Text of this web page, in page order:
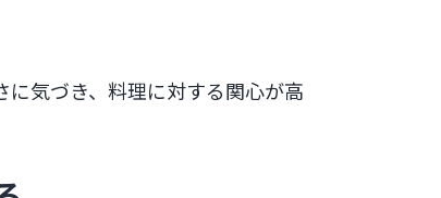
気づき、料理に対する関心が高